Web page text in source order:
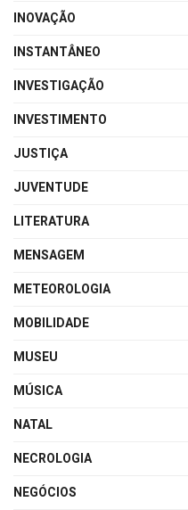
INOVAÇÃO
INSTANTÂNEO
INVESTIGAÇÃO
INVESTIMENTO
JUSTIÇA
JUVENTUDE
LITERATURA
MENSAGEM
METEOROLOGIA
MOBILIDADE
MUSEU
MÚSICA
NATAL
NECROLOGIA
NEGÓCIOS